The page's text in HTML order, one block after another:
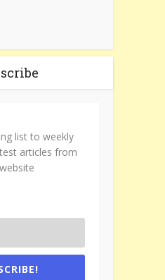
list to weekly
articles from